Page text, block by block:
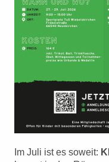
Im Juli ist es soweit: